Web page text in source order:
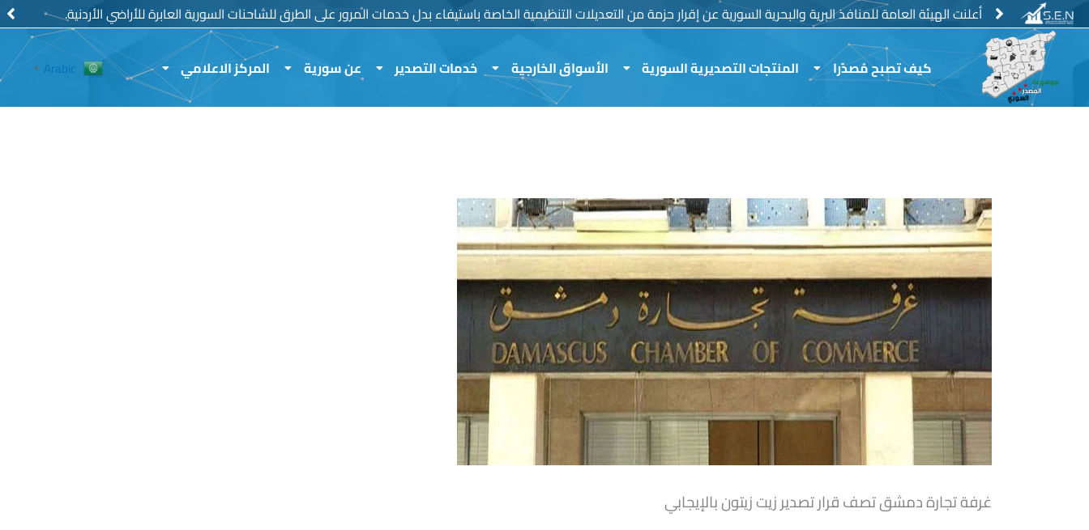
تخطي
إلى
المحتوى
أعلنت الهيئة العامة للمنافذ البرية والبحرية السورية عن إقرار حزمة من التعديلات التنظيمية الخاصة باستيفاء بدل خدمات المرور على الطرق للشاحنات السورية العابرة للأراضي الأردنية.
منع استيراد الفروج الحي والمجمد وبيض المائدة
كيف تصبح مُصدّرا المنتجات التصديرية السورية الأسواق الخارجية خدمات التصدير عن سورية المركز الاعلامي Arabic
▼
غرفة تجارة دمشق تصف قرار تصدير زيت زيتون بالإيجابي